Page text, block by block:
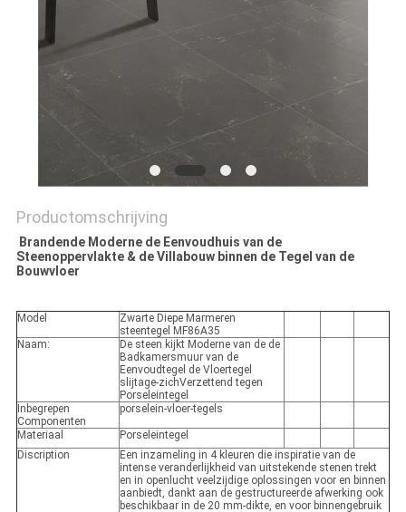
Productomschrijving
Brandende Moderne de Eenvoudhuis van de
Steenoppervlakte & de Villabouw binnen de Tegel van de
Bouwvloer
Model
Zwarte Diepe Marmeren
steentegel MF86A35
Naam:
De steen kijkt Moderne van de de
Badkamersmuur van de
Eenvoudtegel de Vloertegel
slijtage-zichVerzettend tegen
Porseleintegel
Inbegrepen
Componenten
porselein-vloer-tegels
Materiaal
Porseleintegel
Discription
Een inzameling in 4 kleuren die inspiratie van de
intense veranderlijkheid van uitstekende stenen trekt
en in openlucht veelzijdige oplossingen voor en binnen
aanbiedt, dankt aan de gestructureerde afwerking ook
beschikbaar in de 20 mm-dikte, en voor binnengebruik